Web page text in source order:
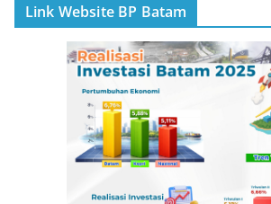
Link Website BP Batam